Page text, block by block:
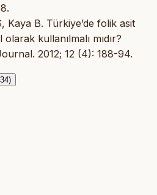
Kaya B. Türkiye’de folik asit
kullanılmalı mıdır?
2012; 12 (4): 188-94.